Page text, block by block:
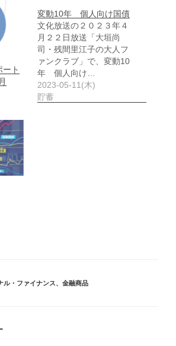
ート
変動10年 個人向け国債
文化放送の２０２３年４
月２２日放送「大垣尚
司・残間里江子の大人フ
ァンクラブ」で、変動10
年 個人向け…
2023-05-11(木)
貯蓄
ル・ファイナンス、 金融商品